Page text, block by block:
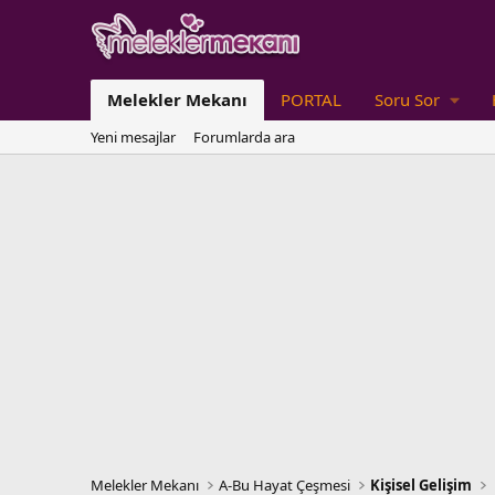
Melekler Mekanı PORTAL Soru Sor
Yeni mesajlar Forumlarda ara
Melekler Mekanı A-Bu Hayat Çeşmesi Kişisel Gelişim